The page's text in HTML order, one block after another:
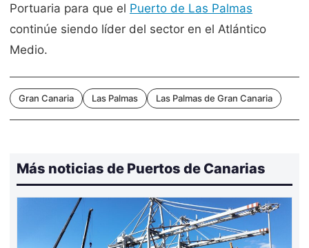
Portuaria para que el Puerto de Las Palmas
continúe siendo líder del sector en el Atlántico
Medio.
Gran Canaria Las Palmas Las Palmas de Gran Canaria
Más noticias de Puertos de Canarias